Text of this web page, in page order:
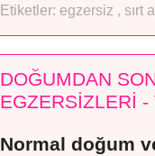
Etiketler: egzersiz , sırt
DOĞUMDAN
EGZERSİZLERİ
Normal doğum